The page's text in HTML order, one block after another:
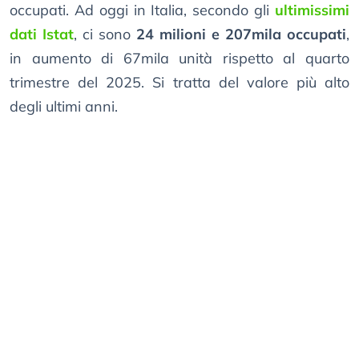
occupati. Ad oggi in Italia, secondo gli ultimissimi
dati Istat, ci sono 24 milioni e 207mila occupati,
in aumento di 67mila unità rispetto al quarto
trimestre del 2025. Si tratta del valore più alto
degli ultimi anni.